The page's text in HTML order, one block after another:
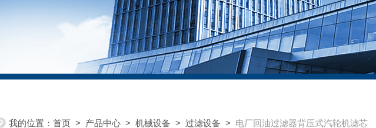
我的位置： 首页 > 产品中心 > 机械设备 > 过滤设备 > 电厂回油过滤器背压式汽轮机滤芯